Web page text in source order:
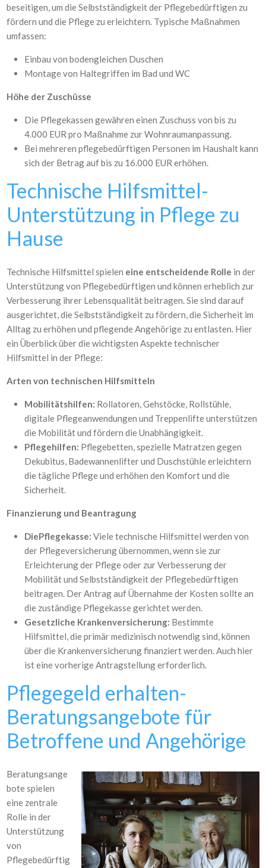
beseitigen, um die Selbstständigkeit der Pflegebedürftigen zu
fördern und die Pflege zu erleichtern. Typische Maßnahmen
umfassen:
Einbau von bodengleichen Duschen
Montage von Haltegriffen im Bad und WC
Höhe der Zuschüsse
Die Pflegekassen gewähren einen Zuschuss von bis zu
4.000 EUR pro Maßnahme zur Wohnraumanpassung.
Bei mehreren pflegebedürftigen Personen im Haushalt kann
sich der Betrag auf bis zu 16.000 EUR erhöhen.
Technische Hilfsmittel-
Unterstützung in Pflege zu
Hause
Technische Hilfsmittel spielen eine entscheidende Rolle in der
Unterstützung von Pflegebedürftigen und können erheblich zur
Verbesserung ihrer Lebensqualität beitragen. Sie sind darauf
ausgerichtet, die Selbstständigkeit zu fördern, die Sicherheit im
Alltag zu erhöhen und pflegende Angehörige zu entlasten. Hier
ein Überblick über die wichtigsten Aspekte technischer
Hilfsmittel in der Pflege:
Arten von technischen Hilfsmitteln
Mobilitätshilfen: Rollatoren, Gehstöcke, Rollstühle,
digitale Pflegeanwendungen und Treppenlifte unterstützen
die Mobilität und fördern die Unabhängigkeit.
Pflegehilfen: Pflegebetten, spezielle Matratzen gegen
Dekubitus, Badewannenlifter und Duschstühle erleichtern
die tägliche Pflege und erhöhen den Komfort und die
Sicherheit.
Finanzierung und Beantragung
DiePflegekasse: Viele technische Hilfsmittel werden von
der Pflegeversicherung übernommen, wenn sie zur
Erleichterung der Pflege oder zur Verbesserung der
Mobilität und Selbstständigkeit der Pflegebedürftigen
beitragen. Der Antrag auf Übernahme der Kosten sollte an
die zuständige Pflegekasse gerichtet werden.
Gesetzliche Krankenversicherung: Bestimmte
Hilfsmittel, die primär medizinisch notwendig sind, können
über die Krankenversicherung finanziert werden. Auch hier
ist eine vorherige Antragstellung erforderlich.
Pflegegeld erhalten-
Beratungsangebote für
Betroffene und Angehörige
Beratungsange
bote spielen
eine zentrale
Rolle in der
Unterstützung
von
Pflegebedürftig